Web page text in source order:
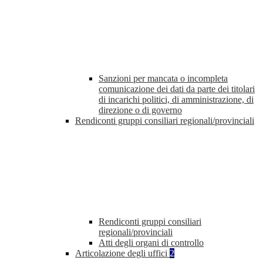
Sanzioni per mancata o incompleta
comunicazione dei dati da parte dei titolari
di incarichi politici, di amministrazione, di
direzione o di governo
Rendiconti gruppi consiliari regionali/provinciali
Rendiconti gruppi consiliari
regionali/provinciali
Atti degli organi di controllo
Articolazione degli uffici 2